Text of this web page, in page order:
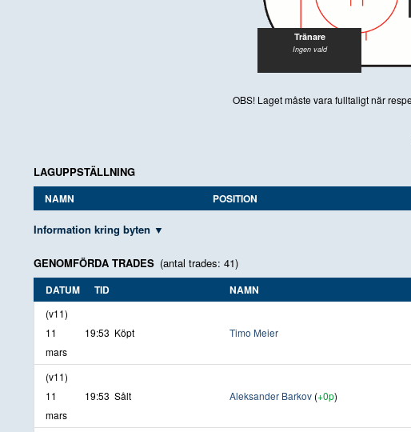
Tränare
Ingen vald
OBS! Laget måste vara fulltaligt när
LAGUPPSTÄLLNING
NAMN POSITION
Information kring byten
GENOMFÖRDA TRADES (antal trades: 41)
DATUM TID NAMN
(v11)
11
mars
19:53 Köpt Timo Meier
(v11)
11
mars
19:53 Sålt Aleksander Barkov (+0p)